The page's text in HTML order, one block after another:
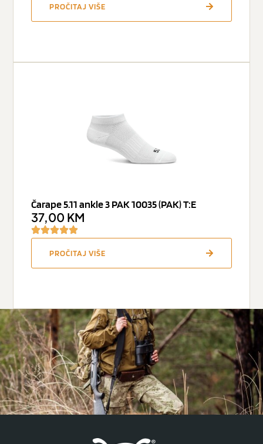
PROČITAJ VIŠE
Čarape 5.11 ankle 3 PAK 10035 (PAK) T:E
37,00 KM
PROČITAJ VIŠE